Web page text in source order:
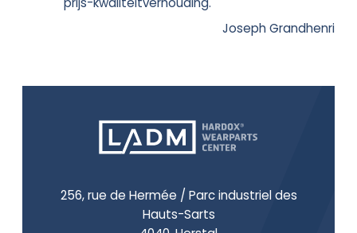
prijs-kwaliteitverhouding.
Joseph Grandhenri
256, rue de Hermée / Parc industriel des
Hauts-Sarts